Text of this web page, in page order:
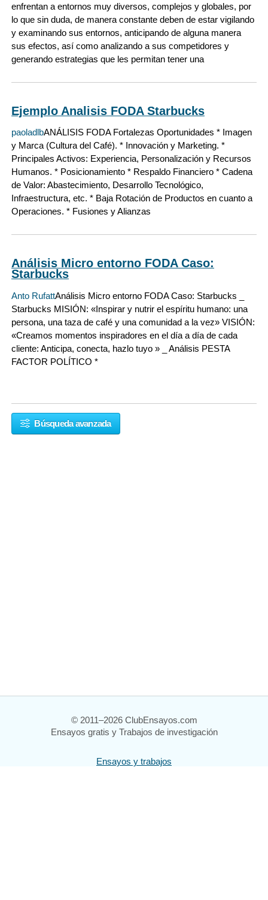
enfrentan a entornos muy diversos, complejos y globales, por
lo que sin duda, de manera constante deben de estar vigilando
y examinando sus entornos, anticipando de alguna manera
sus efectos, así como analizando a sus competidores y
generando estrategias que les permitan tener una
Ejemplo Analisis FODA Starbucks
paoladlbANÁLISIS FODA Fortalezas Oportunidades * Imagen
y Marca (Cultura del Café). * Innovación y Marketing. *
Principales Activos: Experiencia, Personalización y Recursos
Humanos. * Posicionamiento * Respaldo Financiero * Cadena
de Valor: Abastecimiento, Desarrollo Tecnológico,
Infraestructura, etc. * Baja Rotación de Productos en cuanto a
Operaciones. * Fusiones y Alianzas
Análisis Micro entorno FODA Caso:
Starbucks
Anto RufattAnálisis Micro entorno FODA Caso: Starbucks _
Starbucks MISIÓN: «Inspirar y nutrir el espíritu humano: una
persona, una taza de café y una comunidad a la vez» VISIÓN:
«Creamos momentos inspiradores en el día a día de cada
cliente: Anticipa, conecta, hazlo tuyo » _ Análisis PESTA
FACTOR POLÍTICO *
Búsqueda avanzada
© 2011–2026 ClubEnsayos.com
Ensayos gratis y Trabajos de investigación
Ensayos y trabajos